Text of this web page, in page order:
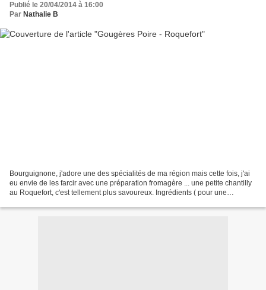
Publié le 20/04/2014 à 16:00
Par Nathalie B
Bourguignone, j'adore une des spécialités de ma région mais cette fois, j'ai
eu envie de les farcir avec une préparation fromagère ... une petite chantilly
au Roquefort, c'est tellement plus savoureux. Ingrédients ( pour une